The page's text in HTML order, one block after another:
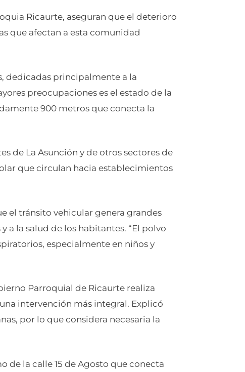
Ricaurte, aseguran que el deterioro
que afectan a esta comunidad
dedicadas principalmente a la
preocupaciones es el estado de la
900 metros que conecta la
de La Asunción y de otros sectores de
que circulan hacia establecimientos
el tránsito vehicular genera grandes
a la salud de los habitantes. “El polvo
especialmente en niños y
Parroquial de Ricaurte realiza
intervención más integral. Explicó
por lo que considera necesaria la
de la calle 15 de Agosto que conecta